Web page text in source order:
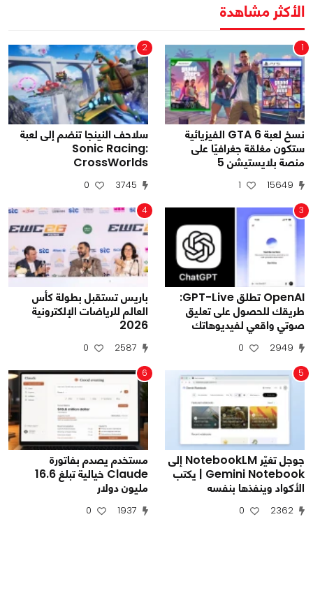
الأكثر مشاهدة
1
نسخ لعبة GTA 6 الفيزيائية
ستكون مغلقة جغرافيًا على
منصة بلايستيشن 5
15649
1
2
سلاحف النينجا تنضم إلى لعبة
Sonic Racing:
CrossWorlds
3745
0
3
OpenAI تطلق GPT-Live:
طريقك للحصول على تعليق
صوتي واقعي لفيديوهاتك
2949
0
4
باريس تستقبل بطولة كأس
العالم للرياضات الإلكترونية
2026
2587
0
5
جوجل تغيّر NotebookLM إلى
Gemini Notebook | يكتب
الأكواد وينفذها بنفسه
2362
0
6
مستخدم يصدم بفاتورة
Claude خيالية تبلغ 16.6
مليون دولار
1937
0